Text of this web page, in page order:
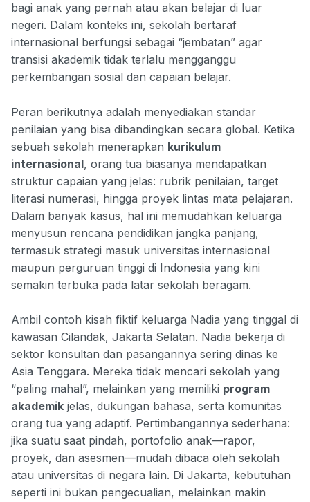
bagi anak yang pernah atau akan belajar di luar
negeri. Dalam konteks ini, sekolah bertaraf
internasional berfungsi sebagai “jembatan” agar
transisi akademik tidak terlalu mengganggu
perkembangan sosial dan capaian belajar.
Peran berikutnya adalah menyediakan standar
penilaian yang bisa dibandingkan secara global. Ketika
sebuah sekolah menerapkan kurikulum
internasional, orang tua biasanya mendapatkan
struktur capaian yang jelas: rubrik penilaian, target
literasi numerasi, hingga proyek lintas mata pelajaran.
Dalam banyak kasus, hal ini memudahkan keluarga
menyusun rencana pendidikan jangka panjang,
termasuk strategi masuk universitas internasional
maupun perguruan tinggi di Indonesia yang kini
semakin terbuka pada latar sekolah beragam.
Ambil contoh kisah fiktif keluarga Nadia yang tinggal di
kawasan Cilandak, Jakarta Selatan. Nadia bekerja di
sektor konsultan dan pasangannya sering dinas ke
Asia Tenggara. Mereka tidak mencari sekolah yang
“paling mahal”, melainkan yang memiliki program
akademik jelas, dukungan bahasa, serta komunitas
orang tua yang adaptif. Pertimbangannya sederhana:
jika suatu saat pindah, portofolio anak—rapor,
proyek, dan asesmen—mudah dibaca oleh sekolah
atau universitas di negara lain. Di Jakarta, kebutuhan
seperti ini bukan pengecualian, melainkan makin